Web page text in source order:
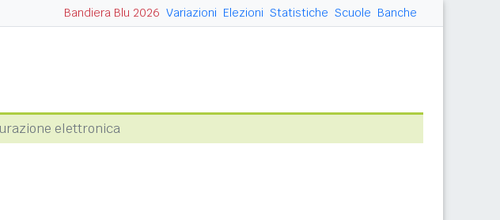
Bandiera Blu 2026 Variazioni Elezioni Statistiche Scuole Banche
elettronica